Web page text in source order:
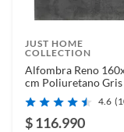
JUST HOME
COLLECTION
Alfombra Reno
cm Poliuretano Gris
4.6
$ 116.990